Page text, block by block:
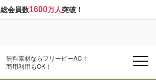
総会員数1600万人突破！
無料素材ならフリービーAC！
商用利用もOK！